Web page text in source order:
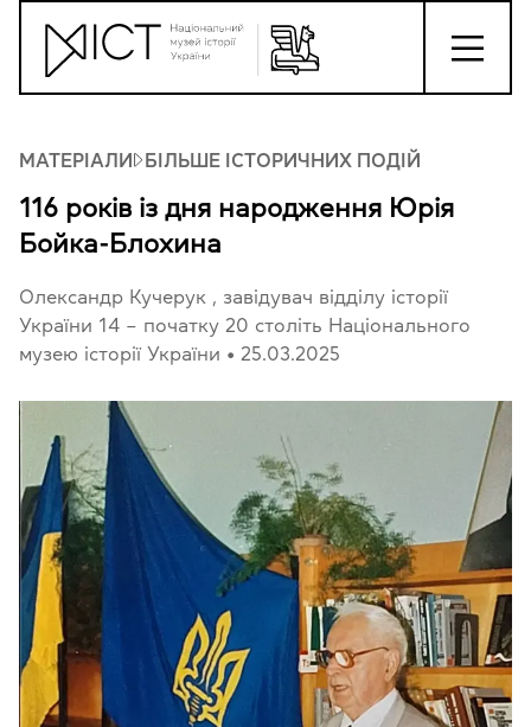
МАТЕРІАЛИ БІЛЬШЕ ІСТОРИЧНИХ ПОДІЙ
116 років із дня народження Юрія
Бойка-Блохина
Олександр Кучерук
, завідувач відділу історії
України 14 – початку 20 століть Національного
музею історії України • 25.03.2025